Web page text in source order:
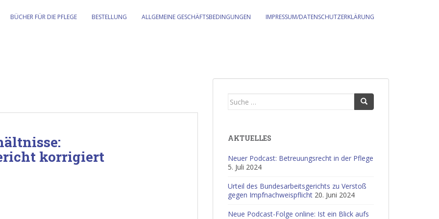
BÜCHER FÜR DIE PFLEGE BESTELLUNG ALLGEMEINE GESCHÄFTSBEDINGUNGEN IMPRESSUM/DATENSCHUTZERKLÄRUNG
korrigiert
Suche
AKTUELLES
Neuer Podcast: Betreuungsrecht in der Pflege
5. Juli 2024
Urteil des Bundesarbeitsgerichts zu Verstoß
gegen Impfnachweispflicht 20. Juni 2024
Neue Podcast-Folge online: Ist ein Blick aufs